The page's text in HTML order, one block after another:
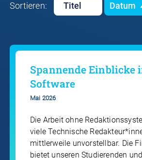
Sortieren: Titel Datum
Spannende Einblicke
Software
Mai 2026
Die Arbeit ohne
viele Technische
mittlerweile unvorstellbar. Die
bietet unseren Studierenden und